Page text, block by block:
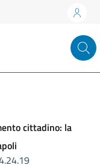
cittadino: la